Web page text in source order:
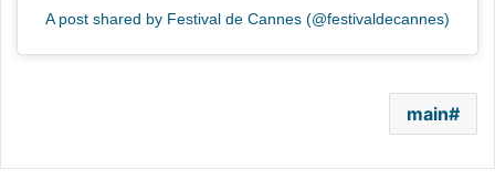
A post shared by Festival de Cannes (@festivaldecannes)
main